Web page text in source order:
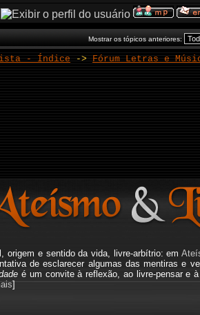
Mostrar os tópicos anteriores:
- Índice -> Fórum Letras e
origem e sentido da vida, livre-arbítrio: em
de esclarecer algumas das mentiras e
é um convite à reflexão, ao livre-pensar e
]